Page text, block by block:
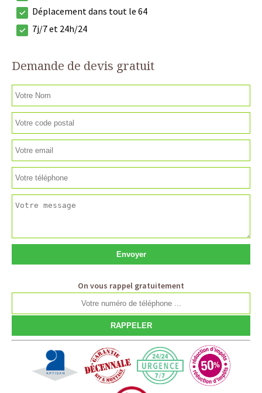
Déplacement dans tout le 64
7j/7 et 24h/24
Demande de devis gratuit
On vous rappel gratuitement